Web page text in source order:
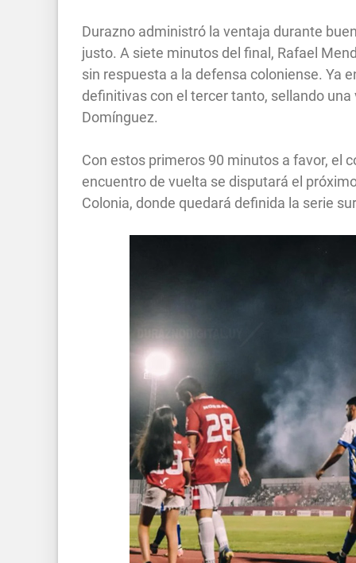
Durazno administró la ventaja durante
justo. A siete minutos del final, Rafael
sin respuesta a la defensa coloniense. Ya
definitivas con el tercer tanto, sellando
Domínguez.
Con estos primeros 90 minutos a favor, el
encuentro de vuelta se disputará el
Colonia, donde quedará definida la serie